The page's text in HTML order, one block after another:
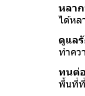
หลา
ได้หล
ดูแล
ทำคว
ทนต่
พื้นที่ที่